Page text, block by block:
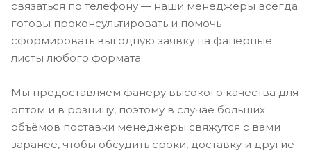
связаться по телефону — наши менеджеры всегда
готовы проконсультировать и помочь
сформировать выгодную заявку на фанерные
листы любого формата.
Мы предоставляем фанеру высокого качества для
оптом и в розницу, поэтому в случае больших
объёмов поставки менеджеры свяжутся с вами
заранее, чтобы обсудить сроки, доставку и другие